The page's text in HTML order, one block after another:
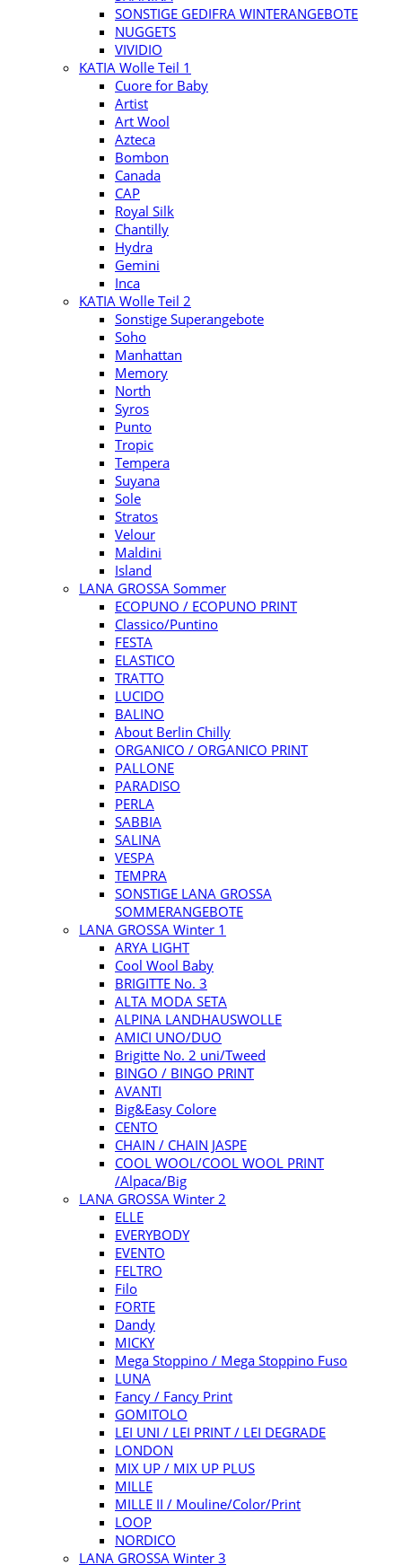
SONSTIGE GEDIFRA WINTERANGEBOTE
NUGGETS
VIVIDIO
KATIA Wolle Teil 1
Cuore for Baby
Artist
Art Wool
Azteca
Bombon
Canada
CAP
Royal Silk
Chantilly
Hydra
Gemini
Inca
KATIA Wolle Teil 2
Sonstige Superangebote
Soho
Manhattan
Memory
North
Syros
Punto
Tropic
Tempera
Suyana
Sole
Stratos
Velour
Maldini
Island
LANA GROSSA Sommer
ECOPUNO / ECOPUNO PRINT
Classico/Puntino
FESTA
ELASTICO
TRATTO
LUCIDO
BALINO
About Berlin Chilly
ORGANICO / ORGANICO PRINT
PALLONE
PARADISO
PERLA
SABBIA
SALINA
VESPA
TEMPRA
SONSTIGE LANA GROSSA
SOMMERANGEBOTE
LANA GROSSA Winter 1
ARYA LIGHT
Cool Wool Baby
BRIGITTE No. 3
ALTA MODA SETA
ALPINA LANDHAUSWOLLE
AMICI UNO/DUO
Brigitte No. 2 uni/Tweed
BINGO / BINGO PRINT
AVANTI
Big&Easy Colore
CENTO
CHAIN / CHAIN JASPE
COOL WOOL/COOL WOOL PRINT
/Alpaca/Big
LANA GROSSA Winter 2
ELLE
EVERYBODY
EVENTO
FELTRO
Filo
FORTE
Dandy
MICKY
Mega Stoppino / Mega Stoppino Fuso
LUNA
Fancy / Fancy Print
GOMITOLO
LEI UNI / LEI PRINT / LEI DEGRADE
LONDON
MIX UP / MIX UP PLUS
MILLE
MILLE II / Mouline/Color/Print
LOOP
NORDICO
LANA GROSSA Winter 3